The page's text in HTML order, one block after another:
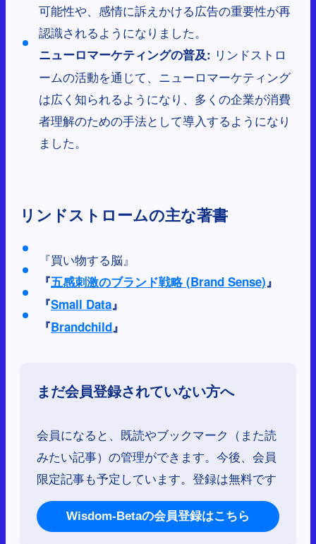
可能性や、感情に訴えかける広告の重要性が再
認識されるようになりました。
ニューロマーケティングの普及: リンドストロ
ームの活動を通じて、ニューロマーケティング
は広く知られるようになり、多くの企業が消費
者理解のための手法として導入するようになり
ました。
リンドストロームの主な著書
『買い物する脳』
『五感刺激のブランド戦略 (Brand Sense)』
『Small Data』
『Brandchild』
まだ会員登録されていない方へ
会員になると、既読やブックマーク（また読
みたい記事）の管理ができます。今後、会員
限定記事も予定しています。登録は無料です
Wisdom-Betaの会員登録はこちら